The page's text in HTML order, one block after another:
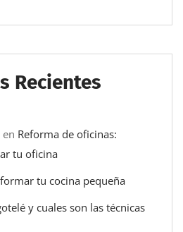
Recientes
en Reforma de oficinas:
tu oficina
tu cocina pequeña
y cuales son las técnicas